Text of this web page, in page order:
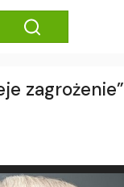
zagrożenie”